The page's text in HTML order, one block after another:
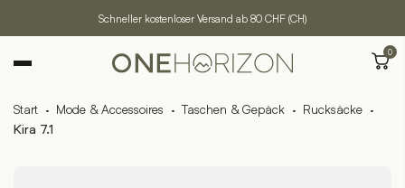
Schneller kostenloser Versand ab 80 CHF (CH)
0
Start · Mode & Accessoires · Taschen & Gepäck · Rucksäcke ·
Kira 7.1